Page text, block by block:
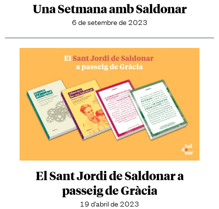
Una Setmana amb Saldonar
6 de setembre de 2023
El Sant Jordi de Saldonar a
passeig de Gràcia
19 d'abril de 2023